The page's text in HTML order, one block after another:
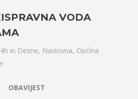
VODA
in Desne, Naslovna, Općina
OBAVIJEST